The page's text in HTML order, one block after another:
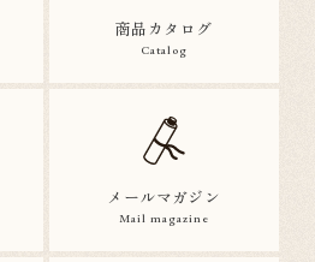
商品カタログ
Catalog
メールマガジン
Mail magazine